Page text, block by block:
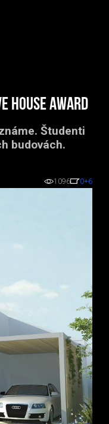
House Award
Študenti
budovách.
1096 0+6